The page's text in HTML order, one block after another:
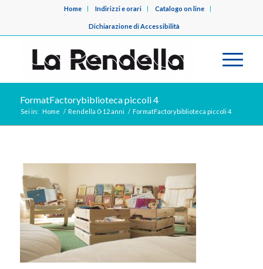
Home Indirizzi e orari Catalogo on line
Dichiarazione di Accessibilità
FormatFactorybiblioteca piccoli 4
Sei in: Home / Rendella 0-12 anni / FormatFactorybiblioteca piccoli 4